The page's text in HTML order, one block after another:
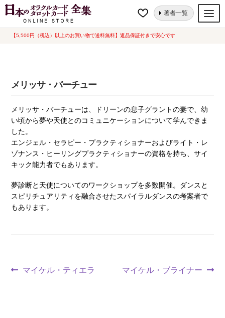
【5,500円（税込）以上のお買い物で送料無料】返品保証付きで安心です
ナ
コ
著者一覧
オラクルカード
ルノルマンカード
セット
新品一覧
中古一覧
希少品
書籍
ホーム メリッサ・バーチュー
メリッサ・バーチュー
メリッサ・バーチューは、ドリーンの息子グラントの妻で、幼
い頃から夢や天使とのコミュニケーションについて学んできま
した。
エンジェル・セラピー・プラクティショナーおよびライト・レ
ゾナンス・ヒーリングプラクティショナーの資格を持ち、サイ
キック能力者でもあります。
夢診断と天使についてのワークショップを多数開催。ダンスと
スピリチュアリティを融合させたスパイラルダンスの考案者で
もあります。
投前
マイケル・ティエラ
次
マイケル・ブライナー